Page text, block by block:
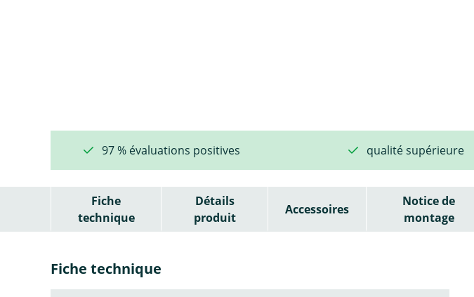
97 % évaluations positives qualité supérieure
Fiche
technique
Détails
produit
Accessoires
Notice de
montage
Fiche technique